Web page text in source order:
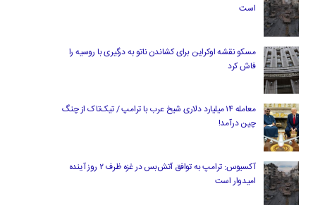
است
مسکو نقشه اوکراین برای کشاندن ناتو به درگیری با روسیه را
فاش کرد
معامله ۱۴ میلیارد دلاری شیخ عرب با ترامپ / تیک‌تاک از چنگ
چین درآمد!
آکسیوس: ترامپ به توافق آتش‌بس در غزه ظرف ۲ روز آینده
امیدوار است